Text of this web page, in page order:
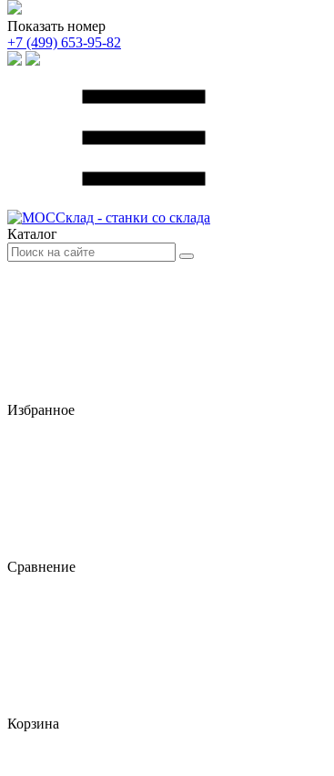
Показать номер
+7 (499) 653-95-82
Каталог
Избранное
Сравнение
Корзина